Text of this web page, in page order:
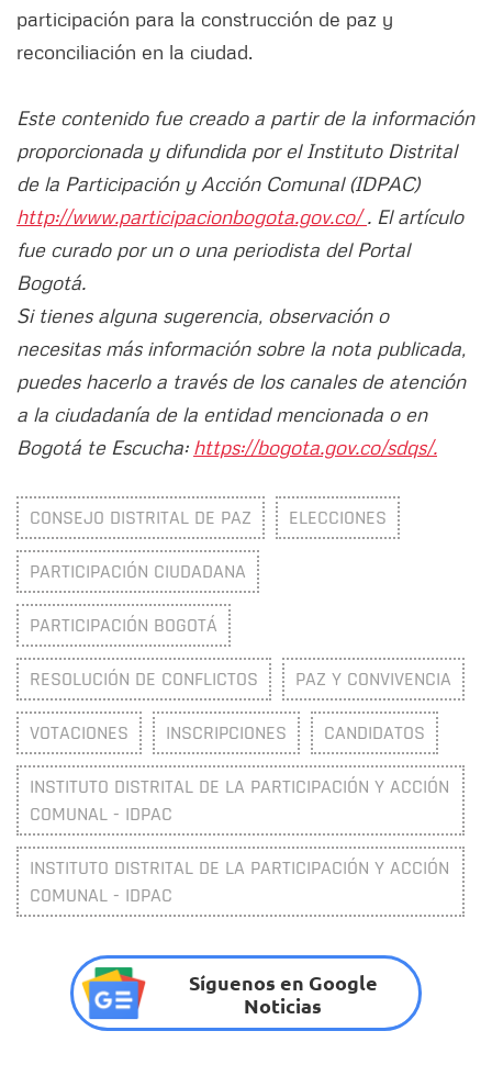
participación para la construcción de paz y
reconciliación en la ciudad.
Este contenido fue creado a partir de la información
proporcionada y difundida por el Instituto Distrital
de la Participación y Acción Comunal (IDPAC)
http://www.participacionbogota.gov.co/. El artículo
fue curado por un o una periodista del Portal
Bogotá.
Si tienes alguna sugerencia, observación o
necesitas más información sobre la nota publicada,
puedes hacerlo a través de los canales de atención
a la ciudadanía de la entidad mencionada o en
Bogotá te Escucha: https://bogota.gov.co/sdqs/.
CONSEJO DISTRITAL DE PAZ ELECCIONES
PARTICIPACIÓN CIUDADANA
PARTICIPACIÓN BOGOTÁ
RESOLUCIÓN DE CONFLICTOS PAZ Y CONVIVENCIA
VOTACIONES INSCRIPCIONES CANDIDATOS
INSTITUTO DISTRITAL DE LA PARTICIPACIÓN Y ACCIÓN
COMUNAL - IDPAC
INSTITUTO DISTRITAL DE LA PARTICIPACIÓN Y ACCIÓN
COMUNAL - IDPAC
Síguenos en Google
Noticias